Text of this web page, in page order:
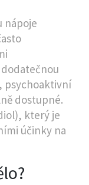
nápoje
psychoaktivní
dostupné.
který je
účinky na